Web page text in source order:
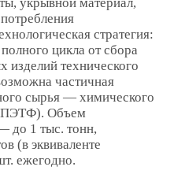
ПЭТФ
пленок
в 2025 году
70 тыс. т. При
90% против
счет ввода
которые
186
наиболее
Росстата
и более); при